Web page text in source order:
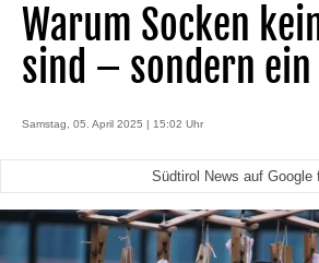
Warum Socken
sind – sondern ein
Samstag, 05. April 2025 | 15:02 Uhr
Südtirol News auf Google